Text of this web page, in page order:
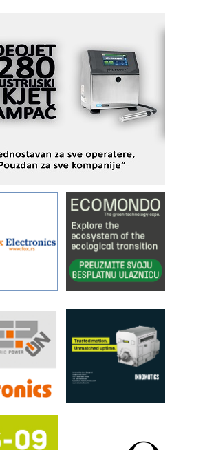
MOBILE revolucioniše
automatizaciju
operator PANEL-OM
stezanje i brzo
u proizvodnji prototipova
– napredna rešenja za
– 35 godina preciznosti u
- oprema za ispitivanje
kvaliteta
– Komponente koje
pouzdanost hidrauličkih
u transferu fluida
Group Industrial – Napredna
za filtraciju u hidrauličkim i
sistemima
kompanije Rittal
Najbolje za vašu pametnu
upravljanje energijom